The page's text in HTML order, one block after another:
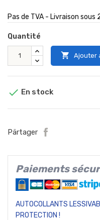
Pas de TVA - Livraison
Quantité
 Ajouter
 En stock
Pärtager
Paiements
AUTOCOLLANTS
PROTECTION !